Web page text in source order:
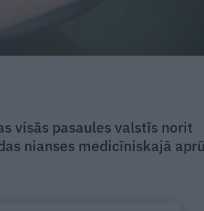
visās pasaules valstīs norit
nianses medicīniskajā